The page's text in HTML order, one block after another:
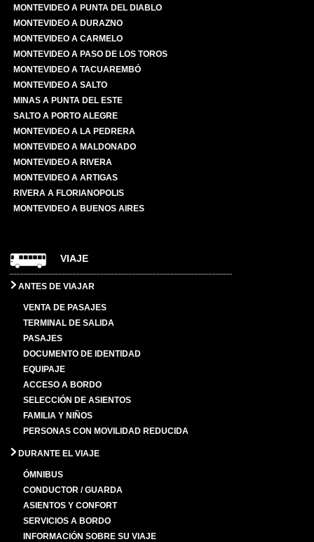
MONTEVIDEO A PUNTA DEL DIABLO
MONTEVIDEO A DURAZNO
MONTEVIDEO A CARMELO
MONTEVIDEO A PASO DE LOS TOROS
MONTEVIDEO A TACUAREMBÓ
MONTEVIDEO A SALTO
MINAS A PUNTA DEL ESTE
SALTO A PORTO ALEGRE
MONTEVIDEO A LA PEDRERA
MONTEVIDEO A MALDONADO
MONTEVIDEO A RIVERA
MONTEVIDEO A ARTIGAS
RIVERA A FLORIANOPOLIS
MONTEVIDEO A BUENOS AIRES
VIAJE
ANTES DE VIAJAR
VENTA DE PASAJES
TERMINAL DE SALIDA
PASAJES
DOCUMENTO DE IDENTIDAD
EQUIPAJE
ACCESO A BORDO
SELECCIÓN DE ASIENTOS
FAMILIA Y NIÑOS
PERSONAS CON MOVILIDAD REDUCIDA
DURANTE EL VIAJE
ÓMNIBUS
CONDUCTOR / GUARDA
ASIENTOS Y CONFORT
SERVICIOS A BORDO
INFORMACIÓN SOBRE SU VIAJE